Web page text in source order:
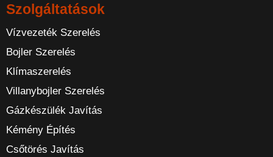
Szolgáltatások
Vízvezeték Szerelés
Bojler Szerelés
Klímaszerelés
Villanybojler Szerelés
Gázkészülék Javítás
Kémény Építés
Csőtörés Javítás